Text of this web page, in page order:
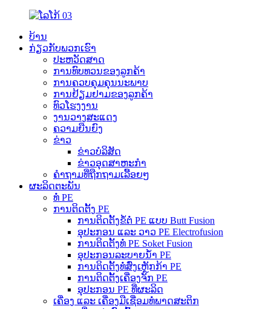
ບ້ານ
ກ່ຽວກັບພວກເຮົາ
ປະຫວັດສາດ
ການທົບທວນຂອງລູກຄ້າ
ການຄວບຄຸມຄຸນນະພາບ
ການຢ້ຽມຢາມຂອງລູກຄ້າ
ທົວໂຮງງານ
ງານວາງສະແດງ
ຄວາມຍືນຍົງ
ຂ່າວ
ຂ່າວບໍລິສັດ
ຂ່າວອຸດສາຫະກຳ
ຄຳຖາມທີ່ຖືກຖາມເລື້ອຍໆ
ຜະລິດຕະພັນ
ທໍ່ PE
ການຕິດຕັ້ງ PE
ການຕິດຕັ້ງຂໍ້ຕໍ່ PE ແບບ Butt Fusion
ອຸປະກອນ ແລະ ວາວ PE Electrofusion
ການຕິດຕັ້ງທໍ່ PE Soket Fusion
ອຸປະກອນລະບາຍນ້ຳ PE
ການຕິດຕັ້ງທໍ່ສົ່ງເຫຼັກກ້າ PE
ການຕິດຕັ້ງເຄື່ອງຈັກ PE
ອຸປະກອນ PE ທີ່ຜະລິດ
ເຄື່ອງ ແລະ ເຄື່ອງມືເຊື່ອມທໍ່ພາດສະຕິກ